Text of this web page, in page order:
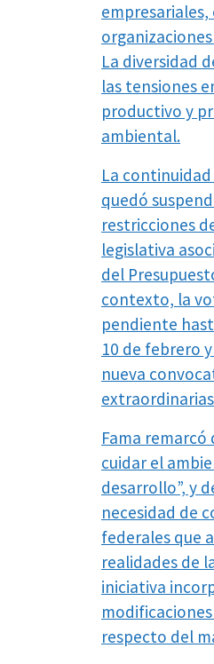
empresariales,
La diversidad
las tensiones
productivo y
ambiental.
La
quedó
restricciones
legislativa
del
contexto, la
pendiente
10 de febrero
nueva
Fama remarcó
cuidar el
desarrollo”, y
necesidad de
federales que
realidades de
iniciativa
respecto del